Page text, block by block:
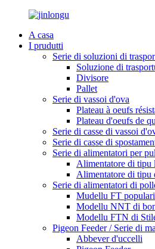
A casa
I prudutti
Serie di soluzioni di
Soluzione di
Divisore
Pallet
Serie di vassoi d'ova
Plateau à oeufs
Plateau d'oeufs de
Serie di casse di vassoi
Serie di casse di
Serie di alimentatori per
Alimentatore di tipu
Alimentatore di tipu
Serie di alimentatori di
Mudellu FT
Modellu NNT di
Modellu FTN di
Pigeon Feeder / Serie di
Abbever d'uccelli